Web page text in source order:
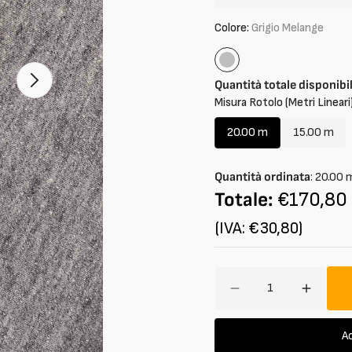
Apri
2
dei
Colore: Grigio Melange
Grigio
Melange
Quantità totale
Misura Rotolo (Metri
20.00 m
Variante
o
non
disponibile
15.00 m
Variante
o
non
Quantità ordinata: 20.00
Totale: €170,80
(IVA: €30,80)
Diminuisci